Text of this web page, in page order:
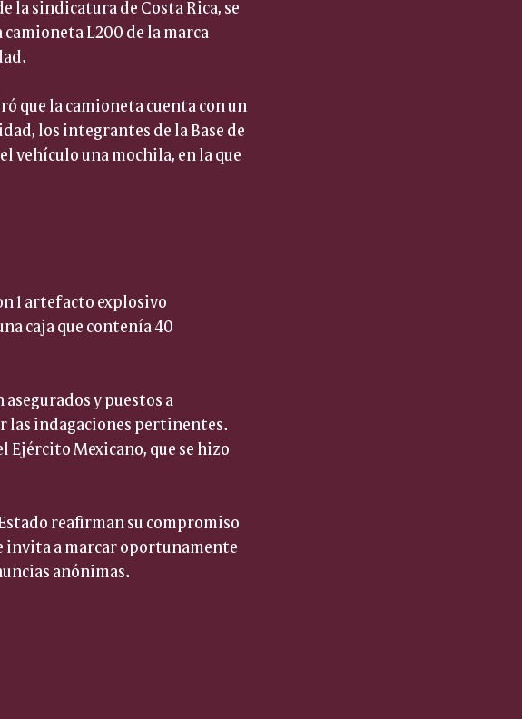
la sindicatura de Costa Rica, se
L200 de la marca
que la camioneta cuenta con un
los integrantes de la Base de
una mochila, en la que
1 artefacto explosivo
caja que contenía 40
y puestos a
las indagaciones pertinentes.
Ejército Mexicano, que se hizo
reafirman su compromiso
invita a marcar oportunamente
anónimas.